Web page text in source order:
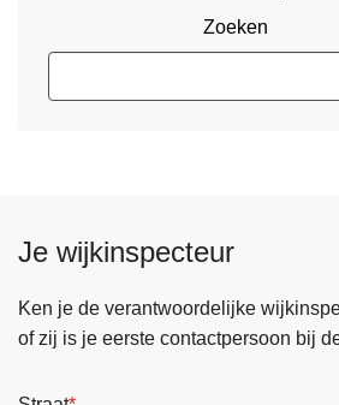
Zoeken
Je wijkinspecteur
Ken je de verantwoordelijke
of zij is je eerste contactpersoon bij